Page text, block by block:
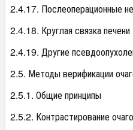
2.4.17. Послеоперационные
2.4.18. Круглая связка печени
2.4.19. Другие
2.5. Методы верификации
2.5.1. Общие принципы
2.5.2. Контрастирование